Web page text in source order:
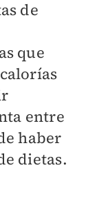
de
que
entre
haber
dietas.